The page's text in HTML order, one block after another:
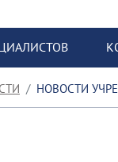
НОВОСТИ